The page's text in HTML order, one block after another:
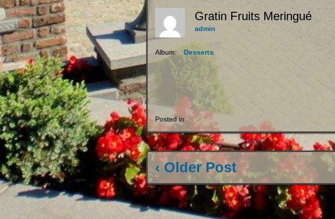
Gratin Fruits Meringué
admin
Album: Desserts
Posted in
‹ Older Post